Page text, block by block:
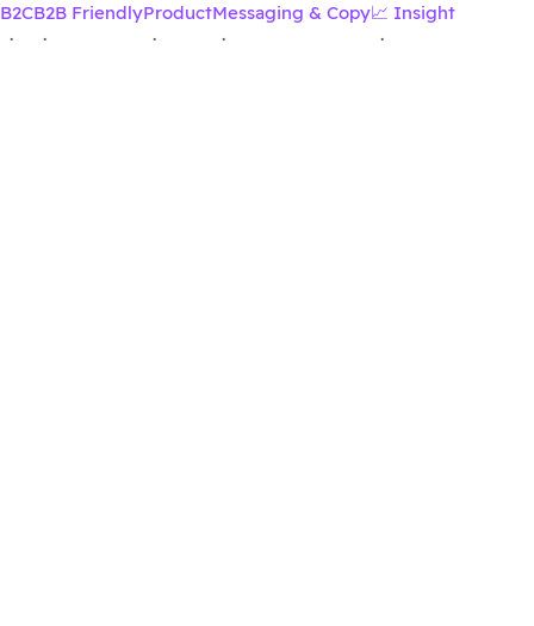
B2C
·
B2B Friendly
·
Product
·
Messaging & Copy
·
📈 Insight
·